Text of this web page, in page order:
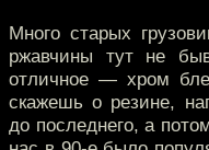
Много старых
ржавчины тут не
отличное — хром
скажешь о резине,
до последнего, а